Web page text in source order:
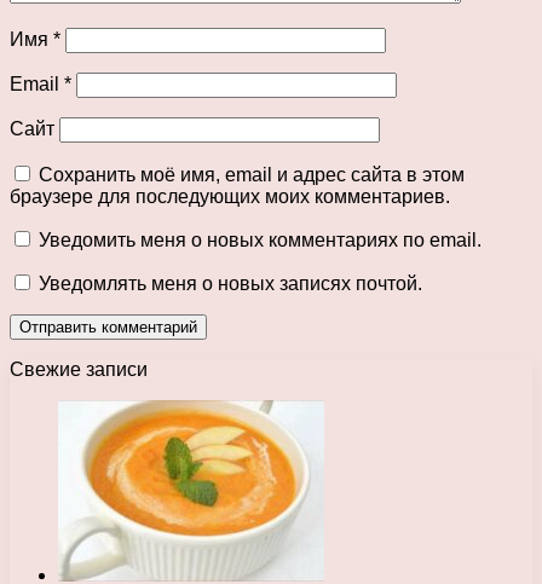
Имя *
Email *
Сайт
Сохранить моё имя, email и адрес сайта в этом
браузере для последующих моих комментариев.
Уведомить меня о новых комментариях по email.
Уведомлять меня о новых записях почтой.
Свежие записи